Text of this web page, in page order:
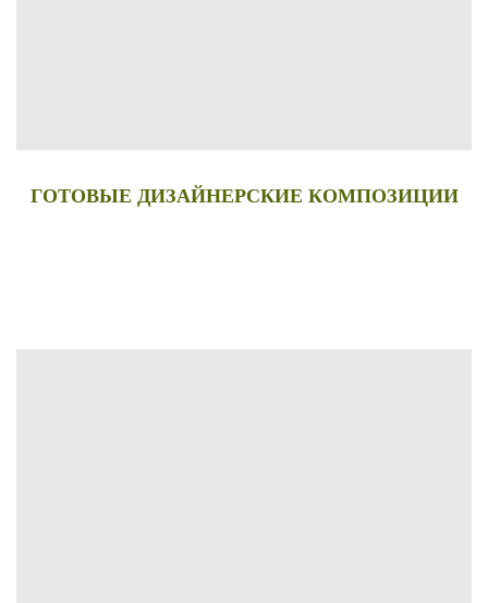
ГОТОВЫЕ ДИЗАЙНЕРСКИЕ КОМПОЗИЦИИ